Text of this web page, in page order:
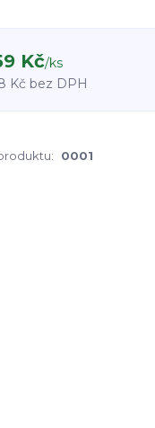
Kč/ks
Kč bez DPH
0001